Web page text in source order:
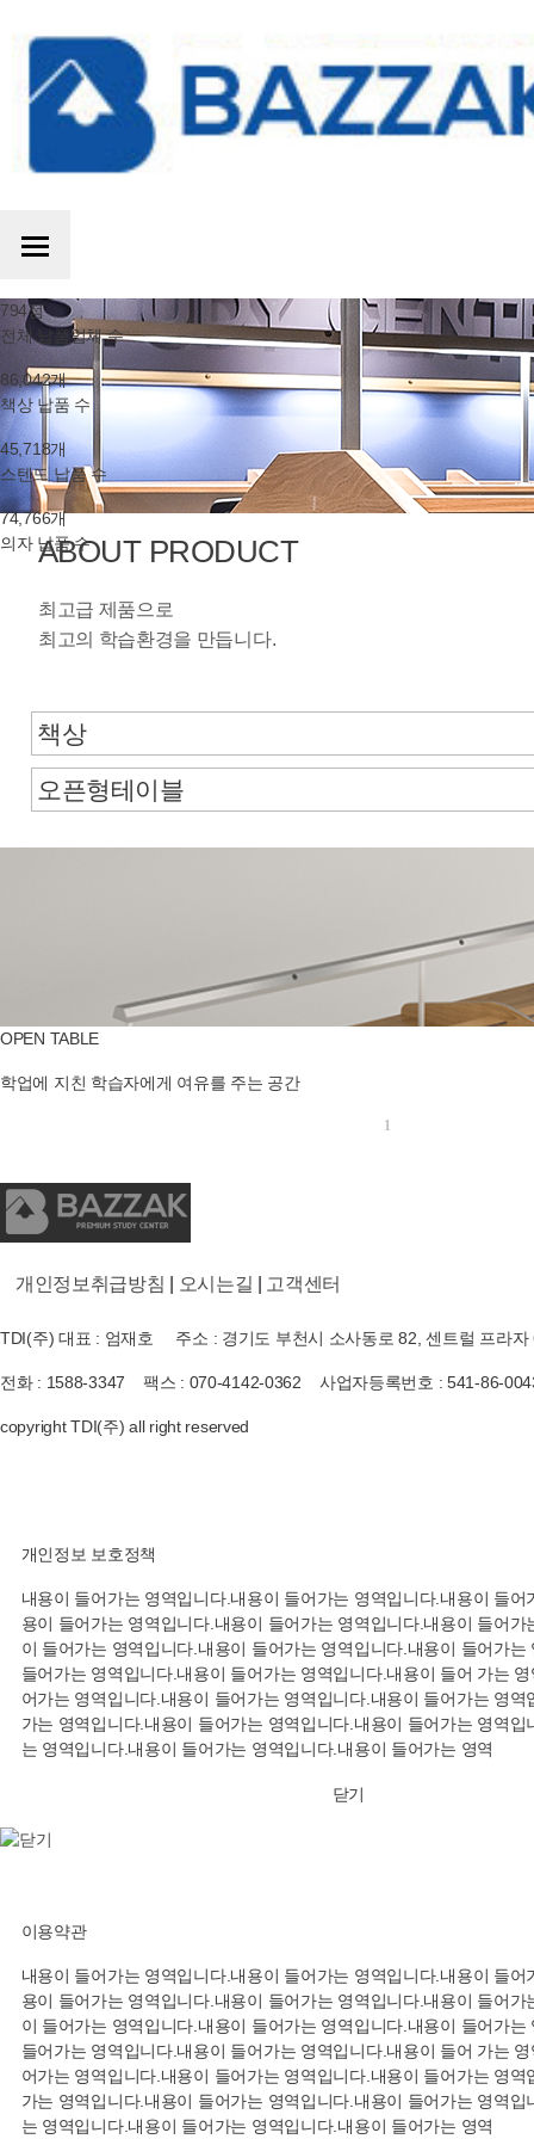
794점
전체 납품업체 수
86,042개
책상 납품 수
45,718개
스텐드 납품 수
74,766개
의자 납품 수
ABOUT PRODUCT
최고급 제품으로
최고의 학습환경을 만듭니다.
OPEN TABLE
학업에 지친 학습자에게 여유를 주는 공간
1
개인정보취급방침 오시는길 고객센터
TDI(주) 대표 : 엄재호 주소 : 경기도 부천시 소사동로 82, 센트럴 프라자
전화 : 1588-3347 팩스 : 070-4142-0362 사업자등록번호 : 541-86-
copyright TDI(주) all right reserved
개인정보 보호정책
내용이 들어가는 영역입니다.내용이 들어가는 영역입니다.내용이 들어
용이 들어가는 영역입니다.내용이 들어가는 영역입니다.내용이 들어가
이 들어가는 영역입니다.내용이 들어가는 영역입니다.내용이 들어가는
들어가는 영역입니다.내용이 들어가는 영역입니다.내용이 들어 가는
어가는 영역입니다.내용이 들어가는 영역입니다.내용이 들어가는 영역
가는 영역입니다.내용이 들어가는 영역입니다.내용이 들어가는 영역입
는 영역입니다.내용이 들어가는 영역입니다.내용이 들어가는 영역
닫기
이용약관
내용이 들어가는 영역입니다.내용이 들어가는 영역입니다.내용이 들어
용이 들어가는 영역입니다.내용이 들어가는 영역입니다.내용이 들어가
이 들어가는 영역입니다.내용이 들어가는 영역입니다.내용이 들어가는
들어가는 영역입니다.내용이 들어가는 영역입니다.내용이 들어 가는
어가는 영역입니다.내용이 들어가는 영역입니다.내용이 들어가는 영역
가는 영역입니다.내용이 들어가는 영역입니다.내용이 들어가는 영역입
는 영역입니다.내용이 들어가는 영역입니다.내용이 들어가는 영역